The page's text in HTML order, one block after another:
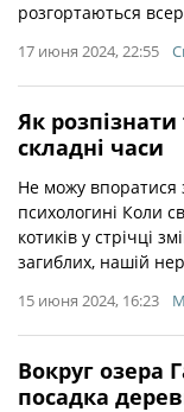
розгортаються
17 июня 2024, 22:55
Як
складні часи
Не можу
психологині Коли
котиків у стрічці
загиблих, нашій
15 июня 2024, 16:23
Вокруг озера
посадка